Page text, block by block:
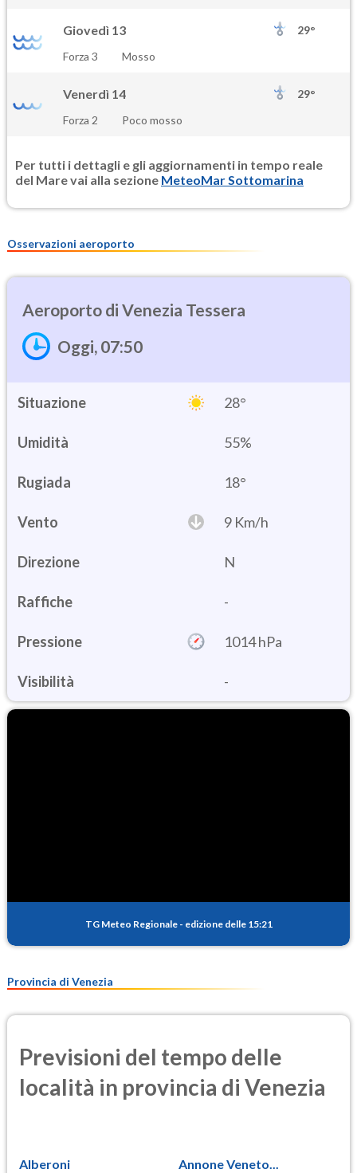
Giovedì 13
29°
Forza 3
Mosso
Venerdì 14
29°
Forza 2
Poco mosso
Per tutti i dettagli e gli aggiornamenti in tempo reale
del Mare vai alla sezione MeteoMar Sottomarina
Osservazioni aeroporto
Venezia Tessera
Oggi, 07:50
Situazione 28°
Umidità 55%
18°
Vento 9 Km/h
Direzione N
Raffiche -
Pressione 1014 hPa
Visibilità -
TG Meteo Regionale - edizione delle 15:21
Provincia di Venezia
Previsioni del tempo delle
località in provincia di Venezia
Alberoni Annone Veneto...